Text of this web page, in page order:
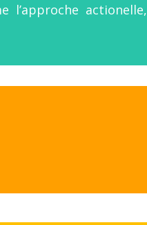
l’approche actionelle,